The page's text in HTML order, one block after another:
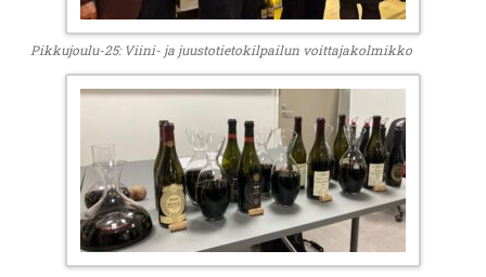
Pikkujoulu-25: Viini- ja juustotietokilpailun voittajakolmikko